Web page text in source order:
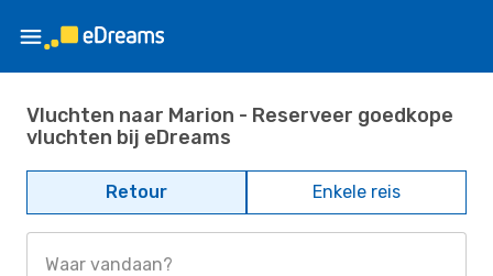
Vluchten naar Marion - Reserveer goedkope
vluchten bij eDreams
Retour Enkele reis
Waar vandaan?